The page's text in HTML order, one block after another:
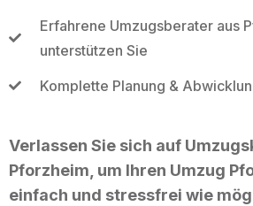
Erfahrene Umzugsberater aus
unterstützen Sie
Komplette Planung &
Verlassen Sie sich auf
Pforzheim, um Ihren Umzug
einfach und stressfrei wie